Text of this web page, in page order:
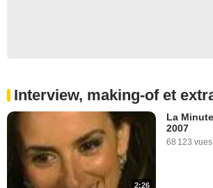
Interview, making-of et
2:26
La
2007
68 123 vues